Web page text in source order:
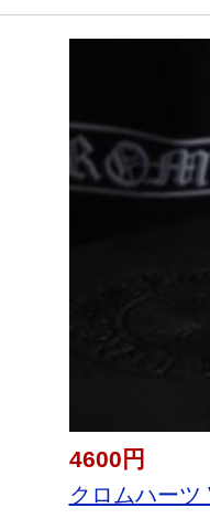
4600円
クロムハー